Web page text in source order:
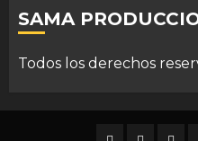
SAMA
Todos los derechos
DURANGO